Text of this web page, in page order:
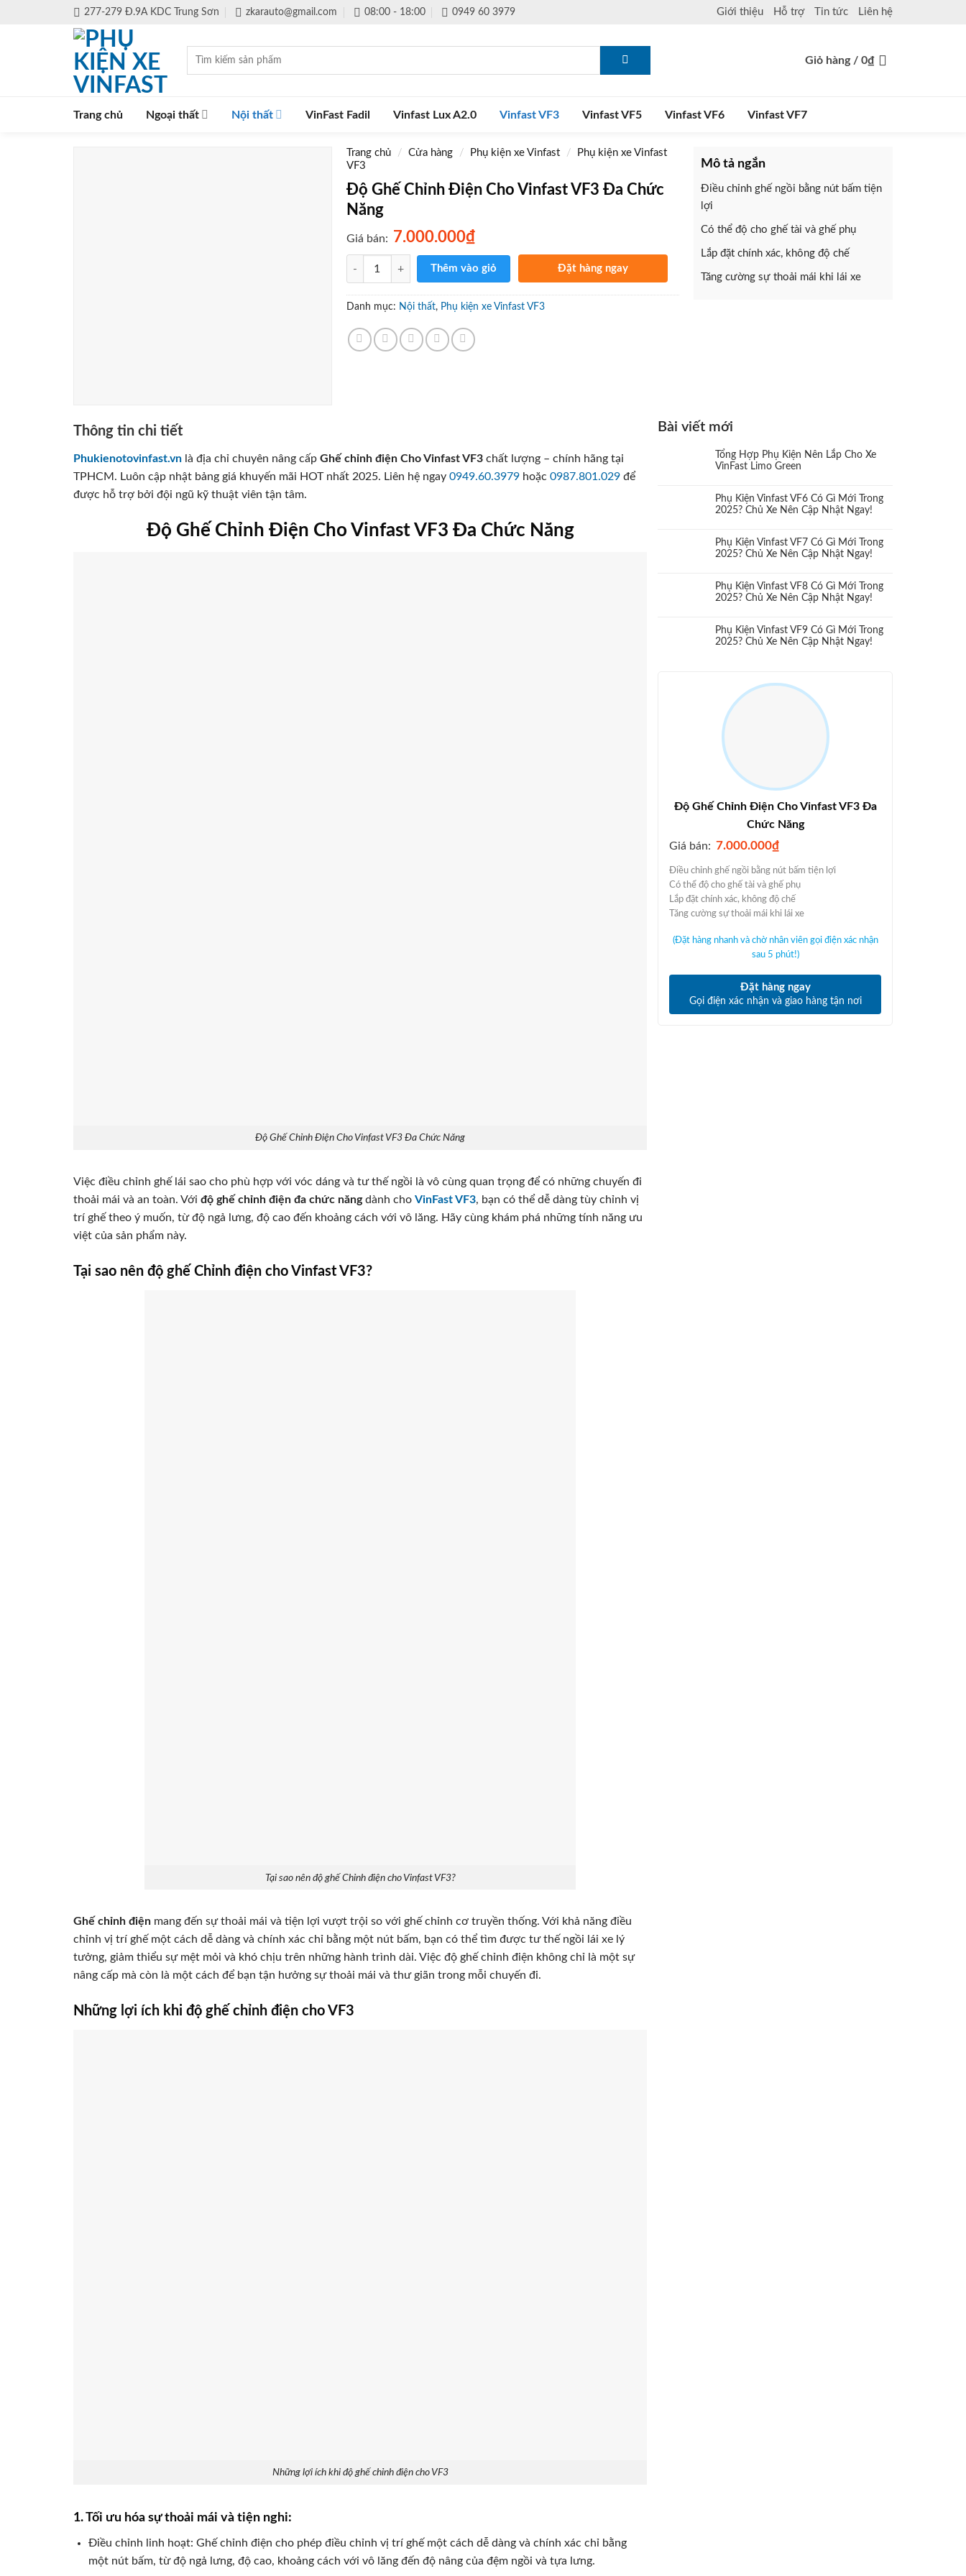
277-279 Đ.9A KDC Trung Sơn zkarauto@gmail.com 08:00 - 18:00 0949 60 3979 Giới thiệu Hỗ trợ Tin tức Liên hệ
kiếm:
Giỏ hàng / 0₫
Trang chủ Ngoại thất Nội thất VinFast Fadil Vinfast Lux A2.0 Vinfast VF3 Vinfast VF5 Vinfast VF6 Vinfast VF7
Trang chủ / Cửa hàng / Phụ kiện xe Vinfast /
Phụ kiện xe Vinfast
VF3
Độ Ghế Chỉnh Điện Cho Vinfast VF3 Đa Chức
Năng
Giá bán: 7.000.000₫
Số lượng
Thêm vào giỏ Đặt hàng ngay
Danh mục: Nội thất, Phụ kiện xe Vinfast VF3
Mô tả ngắn
Điều chỉnh ghế ngồi bằng nút bấm tiện
lợi
Có thể độ cho ghế tài và ghế phụ
Lắp đặt chính xác, không độ chế
Tăng cường sự thoải mái khi lái xe
Thông tin chi tiết
Phukienotovinfast.vn là địa chỉ chuyên nâng cấp Ghế chỉnh điện Cho Vinfast VF3 chất lượng – chính hãng tại
TPHCM. Luôn cập nhật bảng giá khuyến mãi HOT nhất 2025. Liên hệ ngay 0949.60.3979 hoặc 0987.801.029 để
được hỗ trợ bởi đội ngũ kỹ thuật viên tận tâm.
Độ Ghế Chỉnh Điện Cho Vinfast VF3 Đa Chức Năng
Độ Ghế Chỉnh Điện Cho Vinfast VF3 Đa Chức Năng
Việc điều chỉnh ghế lái sao cho phù hợp với vóc dáng và tư thế ngồi là vô cùng quan trọng để có những chuyến đi
thoải mái và an toàn. Với độ ghế chỉnh điện đa chức năngdành cho VinFast VF3, bạn có thể dễ dàng tùy chỉnh vị
trí ghế theo ý muốn, từ độ ngả lưng, độ cao đến khoảng cách với vô lăng. Hãy cùng khám phá những tính năng ưu
việt của sản phẩm này.
Tại sao nên độ ghế Chỉnh điện cho Vinfast VF3?
Tại sao nên độ ghế Chỉnh điện cho Vinfast VF3?
Ghế chỉnh điện mang đến sự thoải mái và tiện lợi vượt trội so với ghế chỉnh cơ truyền thống. Với khả năng điều
chỉnh vị trí ghế một cách dễ dàng và chính xác chỉ bằng một nút bấm, bạn có thể tìm được tư thế ngồi lái xe lý
tưởng, giảm thiểu sự mệt mỏi và khó chịu trên những hành trình dài. Việc độ ghế chỉnh điện không chỉ là một sự
nâng cấp mà còn là một cách để bạn tận hưởng sự thoải mái và thư giãn trong mỗi chuyến đi.
Những lợi ích khi độ ghế chỉnh điện cho VF3
Những lợi ích khi độ ghế chỉnh điện cho VF3
1. Tối ưu hóa sự thoải mái và tiện nghi:
Điều chỉnh linh hoạt: Ghế chỉnh điện cho phép điều chỉnh vị trí ghế một cách dễ dàng và chính xác chỉ bằng
một nút bấm, từ độ ngả lưng, độ cao, khoảng cách với vô lăng đến độ nâng của đệm ngồi và tựa lưng.
Bài viết mới
Tổng Hợp Phụ Kiện Nên Lắp Cho Xe
VinFast Limo Green
Phụ Kiện Vinfast VF6 Có Gì Mới Trong
2025? Chủ Xe Nên Cập Nhật Ngay!
Phụ Kiện Vinfast VF7 Có Gì Mới Trong
2025? Chủ Xe Nên Cập Nhật Ngay!
Phụ Kiện Vinfast VF8 Có Gì Mới Trong
2025? Chủ Xe Nên Cập Nhật Ngay!
Phụ Kiện Vinfast VF9 Có Gì Mới Trong
2025? Chủ Xe Nên Cập Nhật Ngay!
Độ Ghế Chỉnh Điện Cho Vinfast VF3 Đa
Chức Năng
Giá bán: 7.000.000₫
Điều chỉnh ghế ngồi bằng nút bấm tiện lợi
Có thể độ cho ghế tài và ghế phụ
Lắp đặt chính xác, không độ chế
Tăng cường sự thoải mái khi lái xe
(Đặt hàng nhanh và chờ nhân viên gọi điện xác nhận
sau 5 phút!)
Đặt hàng ngay
Gọi điện xác nhận và giao hàng tận nơi